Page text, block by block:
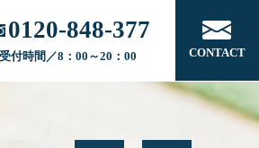
0120-848-377
受付時間／8：00～20：00 CONTACT